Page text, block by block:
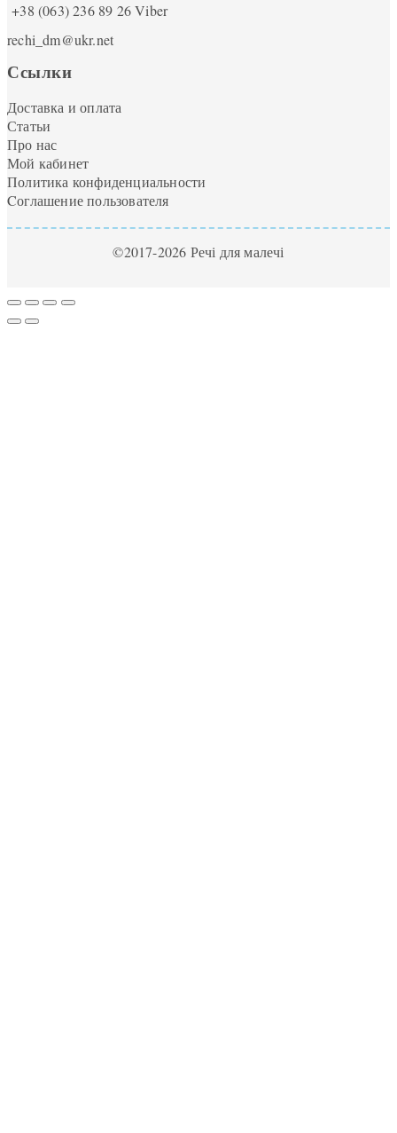
+38 (063) 236 89 26Viber
rechi_dm@ukr.net
Ссылки
Доставка и оплата
Статьи
Про нас
Мой кабинет
Политика конфиденциальности
Cоглашение пользователя
©2017-2026 Речі для малечі